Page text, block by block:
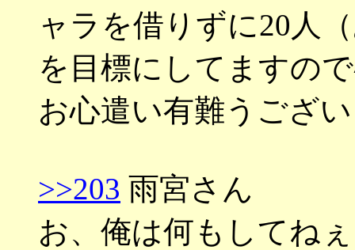
ャラを借りずに20人
を目標にしてますの
お心遣い有難うござ
>>203 雨宮さん
お、俺は何もしてね